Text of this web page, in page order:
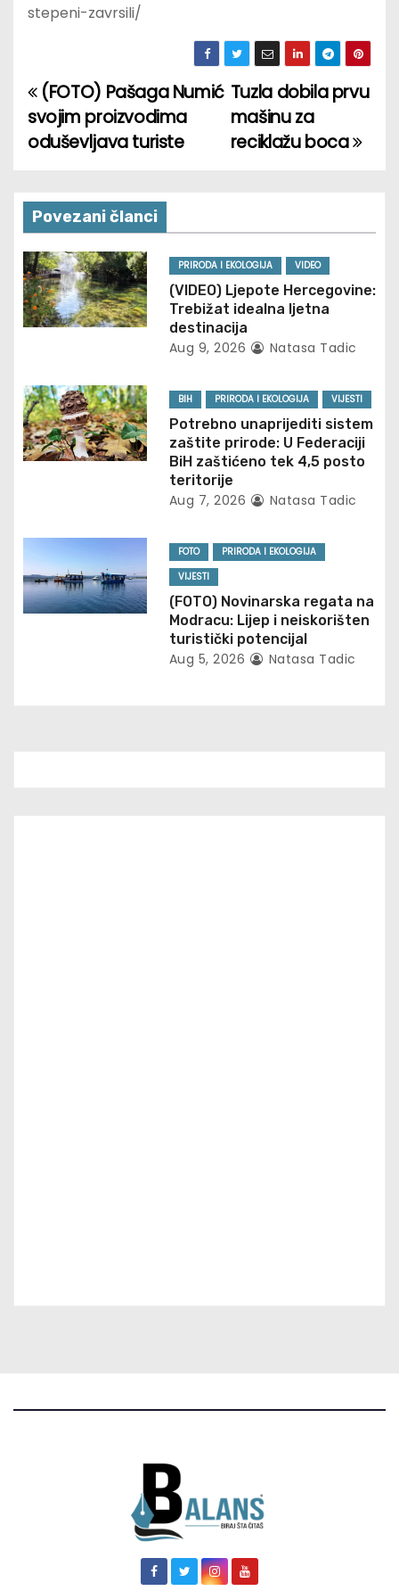
stepeni-zavrsili/
P
o
t
n
a
v
g
a
o
n
Tuzla dobila prvu
mašinu za
reciklažu boca
(FOTO) Pašaga Numić
svojim proizvodima
oduševljava turiste
Povezani članci
PRIRODA I EKOLOGIJA VIDEO
(VIDEO) Ljepote Hercegovine:
Trebižat idealna ljetna
destinacija
Aug 9, 2026 Natasa Tadic
BIH PRIRODA I EKOLOGIJA VIJESTI
Potrebno unaprijediti sistem
zaštite prirode: U Federaciji
BiH zaštićeno tek 4,5 posto
teritorije
Aug 7, 2026 Natasa Tadic
FOTO
PRIRODA I EKOLOGIJA
VIJESTI
(FOTO) Novinarska regata na
Modracu: Lijep i neiskorišten
turistički potencijal
Aug 5, 2026 Natasa Tadic